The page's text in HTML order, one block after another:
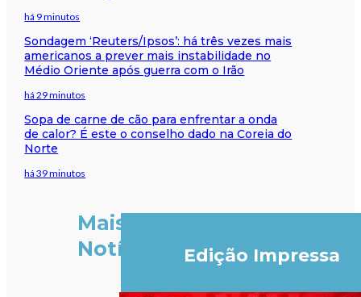
há 9 minutos
Sondagem ‘Reuters/Ipsos’: há três vezes mais
americanos a prever mais instabilidade no
Médio Oriente após guerra com o Irão
há 29 minutos
Sopa de carne de cão para enfrentar a onda
de calor? É este o conselho dado na Coreia do
Norte
há 39 minutos
Mais
Notícias
Edição Impressa